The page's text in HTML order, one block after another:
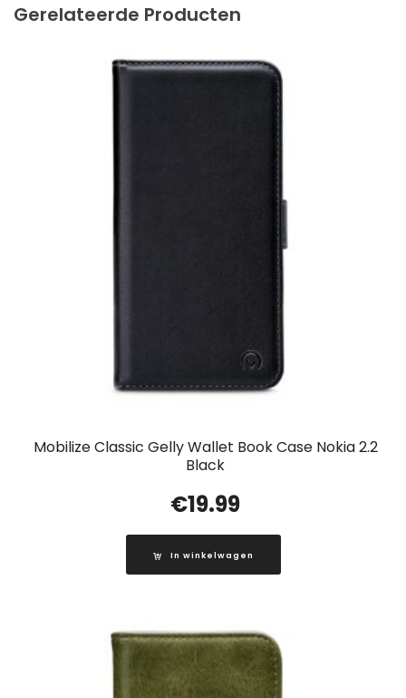
Gerelateerde Producten
Mobilize Classic Gelly Wallet Book Case Nokia 2.2
Black
€19.99
In winkelwagen